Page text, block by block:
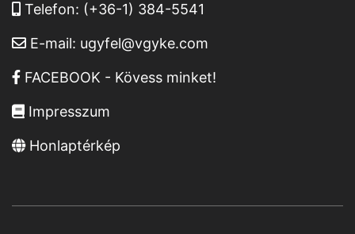
Telefon: (+36-1) 384-5541
E-mail: ugyfel@vgyke.com
FACEBOOK - Kövess minket!
Impresszum
Honlaptérkép